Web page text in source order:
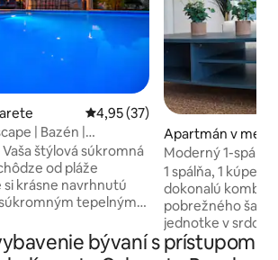
Priemerné ohodnotenie 4,95
4,95 (37)
| Bazén |
| Fontána
Vaša štýlová súkromná
od pláže
tepelným
tienistou terasou,
inteligentnými
Apartmán v
Moderný 1-
SOV
1 spálňa, 1
dokonalú
pobrežného
jednotke v srdci
exkluzívnej
bývaní s prístupom